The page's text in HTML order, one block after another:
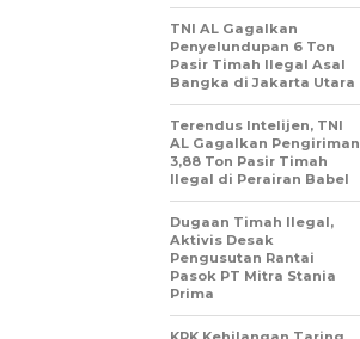
TNI AL Gagalkan
Penyelundupan 6 Ton
Pasir Timah Ilegal Asal
Bangka di Jakarta Utara
Terendus Intelijen, TNI
AL Gagalkan Pengiriman
3,88 Ton Pasir Timah
Ilegal di Perairan Babel
Dugaan Timah Ilegal,
Aktivis Desak
Pengusutan Rantai
Pasok PT Mitra Stania
Prima